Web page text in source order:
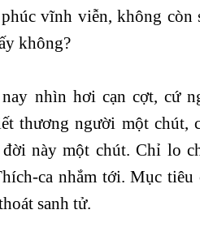
vĩnh viễn, không còn
không?
nhìn hơi cạn cợt, cứ
thương người một chút,
đời này một chút. Chỉ lo
ca nhắm tới. Mục tiêu
sanh tử.